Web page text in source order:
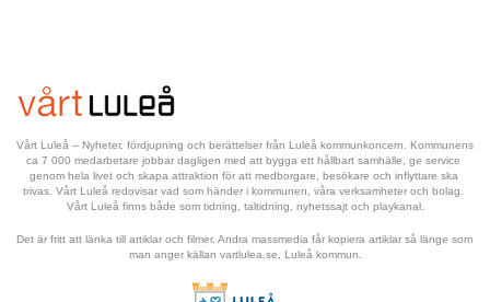
Vårt Luleå – Nyheter, fördjupning och berättelser från Luleå kommunkoncern. Kommunens
ca 7 000 medarbetare jobbar dagligen med att bygga ett hållbart samhälle, ge service
genom hela livet och skapa attraktion för att medborgare, besökare och inflyttare ska
trivas. Vårt Luleå redovisar vad som händer i kommunen, våra verksamheter och bolag.
Vårt Luleå finns både som tidning, taltidning, nyhetssajt och playkanal.
Det är fritt att länka till artiklar och filmer. Andra massmedia får kopiera artiklar så länge som
man anger källan vartlulea.se, Luleå kommun.